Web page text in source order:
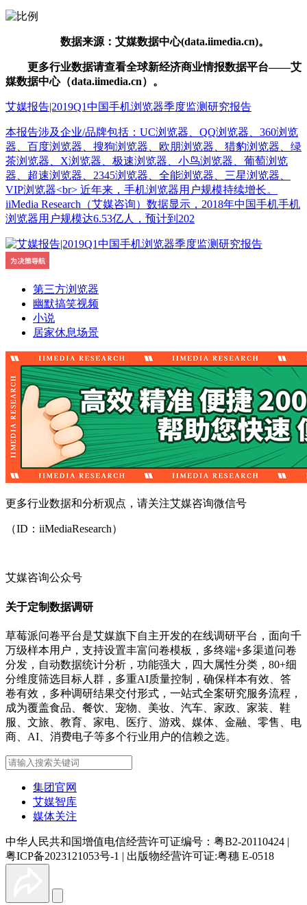
数据来源：艾媒数据中心(data.iimedia.cn)。
更多行业数据请查看全球新经济商业情报数据平台——艾
媒数据中心（data.iimedia.cn）。
艾媒报告|2019Q1中国手机浏览器季度监测研究报告
本报告涉及企业/品牌包括：UC浏览器、QQ浏览器、360浏览
器、百度浏览器、搜狗浏览器、欧朋浏览器、猎豹浏览器、绿
茶浏览器、X浏览器、极速浏览器、小鸟浏览器、葡萄浏览
器、超速浏览器、2345浏览器、全能浏览器、三星浏览器、
VIP浏览器<br> 近年来，手机浏览器用户规模持续增长。
iiMedia Research（艾媒咨询）数据显示，2018年中国手机手机
浏览器用户规模达6.53亿人，预计到202
第三方浏览器
幽默搞笑视频
小说
居家休息场景
更多行业数据和分析观点，请关注艾媒咨询微信号
（ID：iiMediaResearch）
艾媒咨询公众号
关于定制数据调研
草莓派问卷平台是艾媒旗下自主开发的在线调研平台，面向千
万级样本用户，支持设置丰富问卷模板，多终端+多渠道问卷
分发，自动数据统计分析，功能强大，四大属性分类，80+细
分维度筛选目标人群，多重AI质量控制，确保样本有效、答
卷有效，多种调研结果交付形式，一站式全案研究服务流程，
成为覆盖食品、餐饮、宠物、美妆、汽车、家政、家装、鞋
服、文旅、教育、家电、医疗、游戏、媒体、金融、零售、电
商、AI、消费电子等多个行业用户的信赖之选。
集团官网
艾媒智库
媒体关注
中华人民共和国增值电信经营许可证编号：粤B2-20110424 |
粤ICP备2023121053号-1 | 出版物经营许可证:粤穗 E-0518